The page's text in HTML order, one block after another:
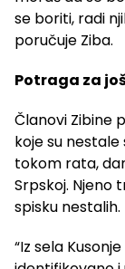
se boriti, radi
poručuje Ziba.
Potraga za
Članovi Zibine
koje su
tokom rata,
Srpskoj. Njeno
spisku nestalih.
“Iz sela